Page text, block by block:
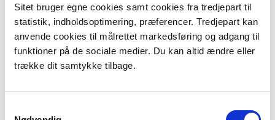
Sitet bruger egne cookies samt cookies fra tredjepart til
statistik, indholdsoptimering, præferencer. Tredjepart kan
anvende cookies til målrettet markedsføring og adgang til
funktioner på de sociale medier. Du kan altid ændre eller
trække dit samtykke tilbage.
behandle en sag. Statsforvaltningen afgør af egen
drift, hvilke sager man ønsker at behandle.
Nyt tilsynsbesøg ved